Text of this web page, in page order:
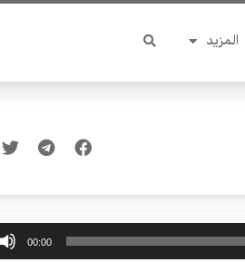
المزيد
00:00